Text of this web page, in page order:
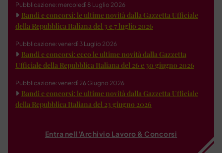
Pubblicazione: mercoledì 8 Luglio 2026
Bandi e concorsi: le ultime novità dalla Gazzetta Ufficiale
della Repubblica Italiana del 3 e 7 luglio 2026
Pubblicazione: venerdì 3 Luglio 2026
Bandi e concorsi: ecco le ultime novità dalla Gazzetta
Ufficiale della Repubblica Italiana del 26 e 30 giugno 2026
Pubblicazione: venerdì 26 Giugno 2026
Bandi e concorsi: le ultime novità dalla Gazzetta Ufficiale
della Repubblica Italiana del 23 giugno 2026
Entra nell'Archivio Lavoro & Concorsi